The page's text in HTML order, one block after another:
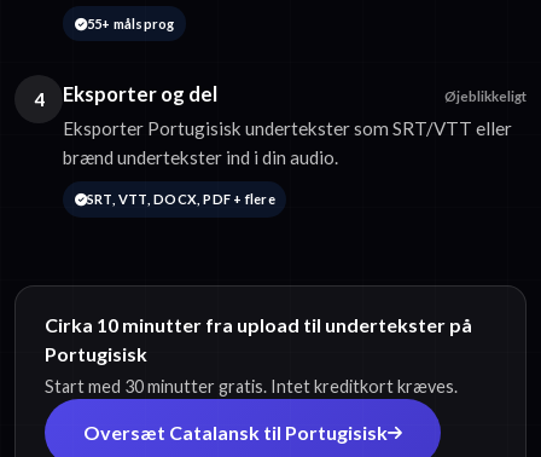
55+ målsprog
4 Eksporter og del Øjeblikkeligt
Eksporter Portugisisk undertekster som SRT/VTT eller
brænd undertekster ind i din audio.
SRT, VTT, DOCX, PDF + flere
Cirka 10 minutter fra upload til undertekster på
Portugisisk
Start med 30 minutter gratis. Intet kreditkort kræves.
Oversæt Catalansk til Portugisisk